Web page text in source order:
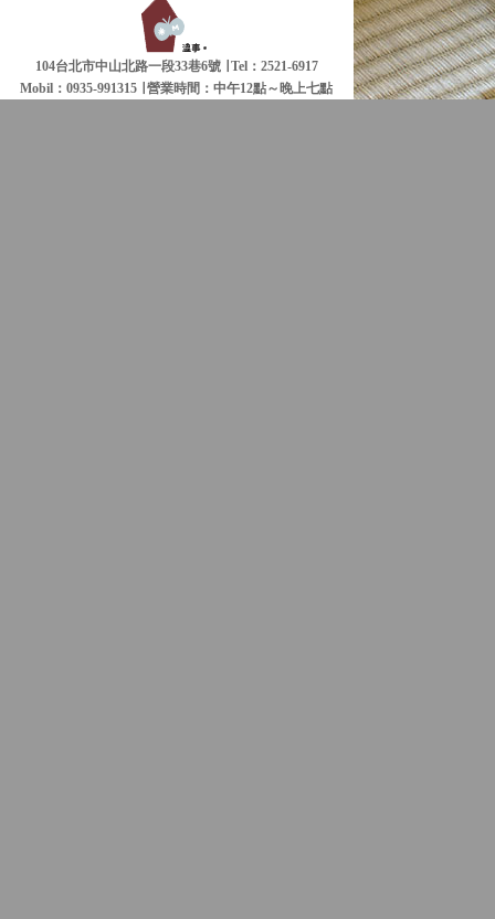
104台北市中山北路一段33巷6號 ∣ Tel：2521-6917
Mobil：0935-991315 ∣
營業時間：中午12點～晚上七點